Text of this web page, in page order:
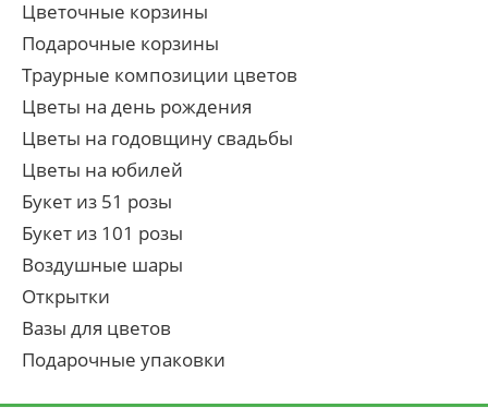
Цветочные корзины
Подарочные корзины
Траурные композиции цветов
Цветы на день рождения
Цветы на годовщину свадьбы
Цветы на юбилей
Букет из 51 розы
Букет из 101 розы
Воздушные шары
Открытки
Вазы для цветов
Подарочные упаковки